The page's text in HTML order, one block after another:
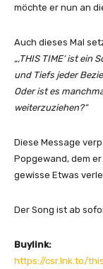
möchte er nun an
Auch dieses Mal
„‚THIS TIME‘ ist
und Tiefs jeder
Oder ist es
weiterzuziehen?“
Diese Message
Popgewand, dem
gewisse Etwas
Der Song ist ab
Buylink:
https://csr.lnk.to/